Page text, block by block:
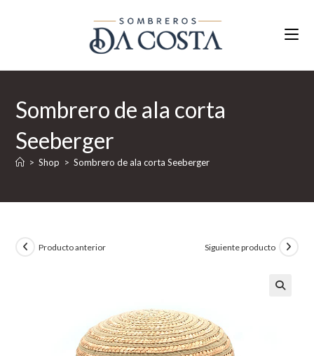
Sombrero de ala corta
Seeberger
> Shop > Sombrero de ala corta Seeberger
Producto anterior Siguiente producto